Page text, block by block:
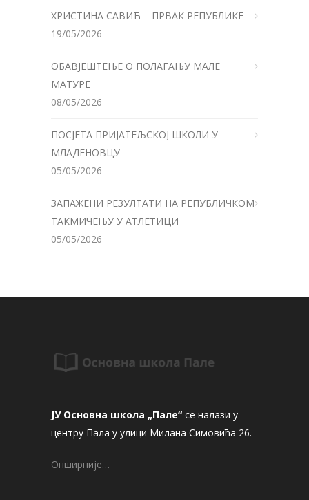
ХРИСТИНА САВИЋ – ПРВАК РЕПУБЛИКЕ
19/05/2026
ОБАВЈЕШТЕЊЕ О ПОЛАГАЊУ МАЛЕ
МАТУРЕ
08/05/2026
ПОСЈЕТА ПРИЈАТЕЉСКОЈ ШКОЛИ У
МЛАДЕНОВЦУ
05/05/2026
ЗАПАЖЕНИ РЕЗУЛТАТИ НА РЕПУБЛИЧКОМ
ТАКМИЧЕЊУ У АТЛЕТИЦИ
05/05/2026
ЈУ Основна школа „Пале“ се налази у
центру Пала у улици Милана Симовића 26.
Опширније…